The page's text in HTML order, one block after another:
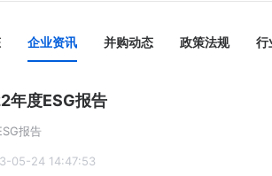
企业资讯 并购动态 政策法规 行
年度ESG报告
报告
05-24 14:47:53